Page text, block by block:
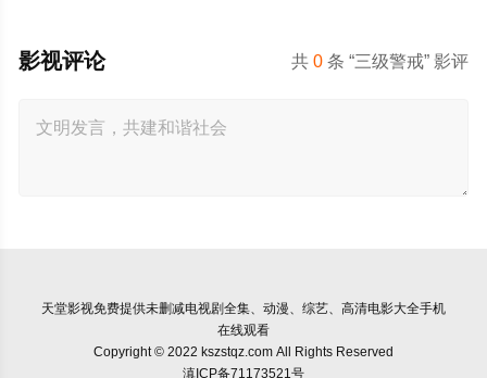
共0 条 “三级警戒” 影评
影视评论
天堂影视免费提供未删减电视剧全集、动漫、综艺、高清电影大全手机
在线观看
Copyright © 2022 kszstqz.com All Rights Reserved
滇ICP备71173521号